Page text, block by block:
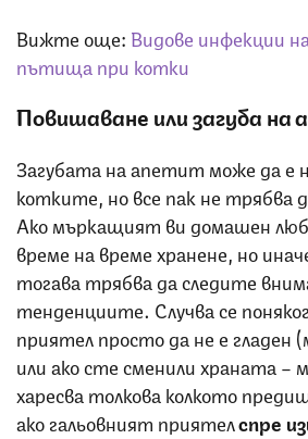
Вижте още: Видове инфекции
пътища при котки
Повишаване или загуба на
Загубата на апетит може да е
котките, но все пак не трябва
Ако мъркащият ви домашен
време на време хранене, но
тогава трябва да следите
тенденциите. Случва се
приятел просто да не е гладен
или ако сте сменили храната –
харесва толкова колкото
ако гальовният приятелспре